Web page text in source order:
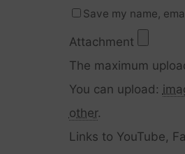
Save my name,
Attachment
The maximum
You can upload:
other.
Links to YouTube,